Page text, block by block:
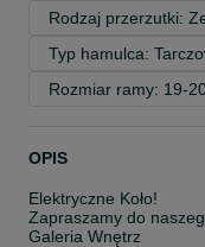
Rodzaj przerzutki:
Typ hamulca:
Rozmiar ramy: 19-
OPIS
Elektryczne Koło!
Zapraszamy do
Galeria Wnętrz